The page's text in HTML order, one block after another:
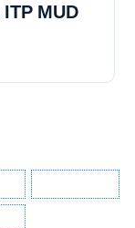
MUD